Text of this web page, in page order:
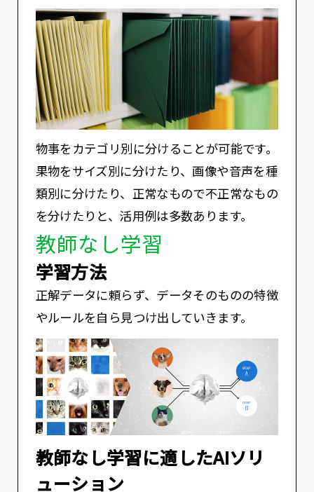
物事をカテゴリ別に分けることが可能です。
果物をサイズ別に分けたり、画像や音声を種
類別に分けたり、正常なもので不正常なもの
を分けたりと、活用例は多数あります。
教師なし学習
学習方法
正解データに頼らず、データそのものの特徴
やルールを自ら見つけ出していきます。
教師なし学習に適したAIソリ
ューション